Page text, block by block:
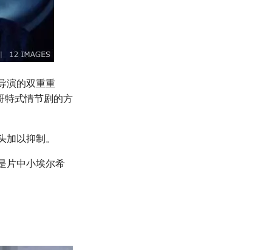
演的双重重
特式情节剧的方
以抑制。
片中小埃尔希